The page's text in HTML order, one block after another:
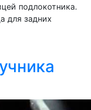
подлокотника.
для задних